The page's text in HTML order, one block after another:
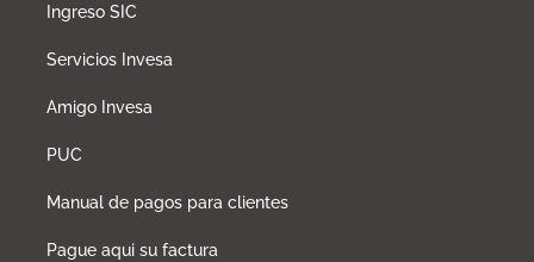
Ingreso SIC
Servicios Invesa
Amigo Invesa
PUC
Manual de pagos para clientes
Pague aqui su factura